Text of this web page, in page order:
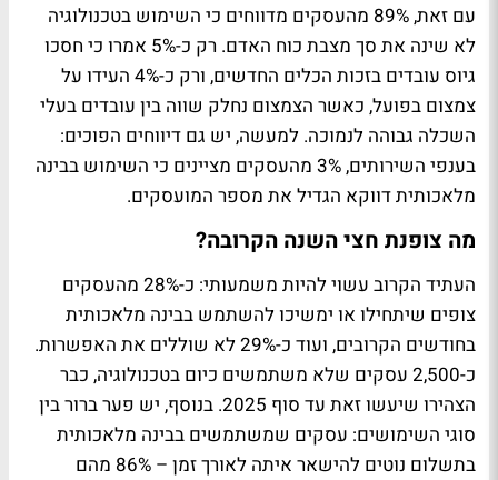
עם זאת, 89% מהעסקים מדווחים כי השימוש בטכנולוגיה
לא שינה את סך מצבת כוח האדם. רק כ-5% אמרו כי חסכו
גיוס עובדים בזכות הכלים החדשים, ורק כ-4% העידו על
צמצום בפועל, כאשר הצמצום נחלק שווה בין עובדים בעלי
השכלה גבוהה לנמוכה. למעשה, יש גם דיווחים הפוכים:
בענפי השירותים, 3% מהעסקים מציינים כי השימוש בבינה
מלאכותית דווקא הגדיל את מספר המועסקים.
מה צופנת חצי השנה הקרובה?
העתיד הקרוב עשוי להיות משמעותי: כ-28% מהעסקים
צופים שיתחילו או ימשיכו להשתמש בבינה מלאכותית
בחודשים הקרובים, ועוד כ-29% לא שוללים את האפשרות.
כ-2,500 עסקים שלא משתמשים כיום בטכנולוגיה, כבר
הצהירו שיעשו זאת עד סוף 2025. בנוסף, יש פער ברור בין
סוגי השימושים: עסקים שמשתמשים בבינה מלאכותית
בתשלום נוטים להישאר איתה לאורך זמן – 86% מהם